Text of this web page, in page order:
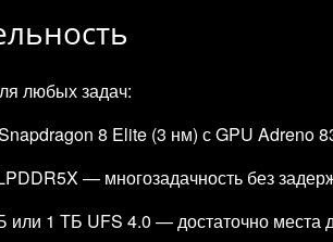
любых задач:
8 Elite (3 нм) с GPU Adreno
— многозадачность без
1 ТБ UFS 4.0 — достаточно места